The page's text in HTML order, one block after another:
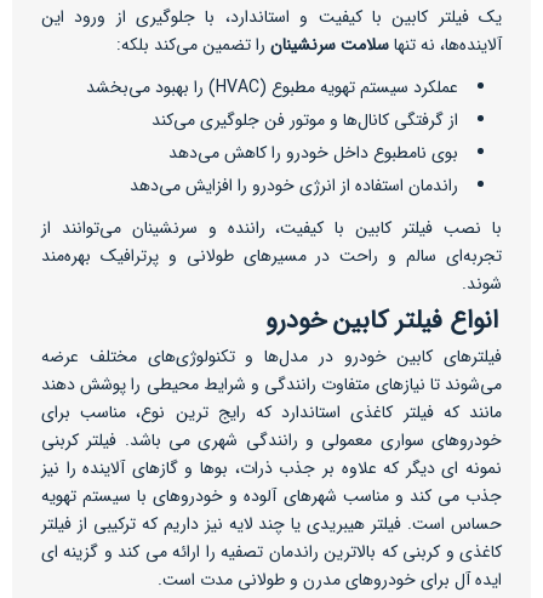
یک فیلتر کابین با کیفیت و استاندارد، با جلوگیری از ورود این
آلاینده‌ها، نه تنهاسلامت سرنشینان را تضمین می‌کند بلکه:
عملکرد سیستم تهویه مطبوع (HVAC) را بهبود می‌بخشد
از گرفتگی کانال‌ها و موتور فن جلوگیری می‌کند
بوی نامطبوع داخل خودرو را کاهش می‌دهد
راندمان استفاده از انرژی خودرو را افزایش می‌دهد
با نصب فیلتر کابین با کیفیت، راننده و سرنشینان می‌توانند از
تجربه‌ای سالم و راحت در مسیرهای طولانی و پرترافیک بهره‌مند
شوند.
انواع فیلتر کابین خودرو
فیلترهای کابین خودرو در مدل‌ها و تکنولوژی‌های مختلف عرضه
می‌شوند تا نیازهای متفاوت رانندگی و شرایط محیطی را پوشش دهند
مانند که فیلتر کاغذی استاندارد که رایج ترین نوع، مناسب برای
خودروهای سواری معمولی و رانندگی شهری می باشد. فیلتر کربنی
نمونه ای دیگر که علاوه بر جذب ذرات، بوها و گازهای آلاینده را نیز
جذب می کند و مناسب شهرهای آلوده و خودروهای با سیستم تهویه
حساس است. فیلتر هیبریدی یا چند لایه نیز داریم که ترکیبی از فیلتر
کاغذی و کربنی که بالاترین راندمان تصفیه را ارائه می کند و گزینه ای
ایده آل برای خودروهای مدرن و طولانی مدت است.